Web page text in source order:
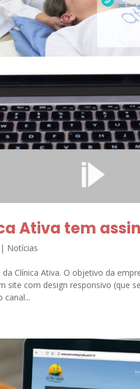
Ativa tem
| Notícias
Clínica Ativa. O objetivo da
site com design responsivo (que
canal...